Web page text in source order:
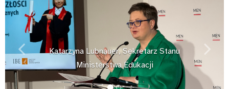
Katarzyna Lubnauer, Sekretarz Stanu
Ministerstwa Edukacji
Previous Next